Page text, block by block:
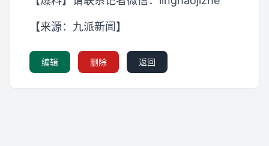
【来源：九派新闻】
编辑 删除 返回